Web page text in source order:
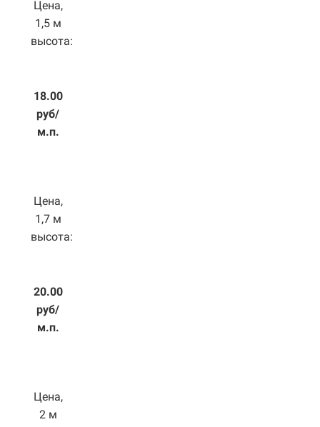
Цена,
1,5 м
высота:
18.00
руб/
м.п.
Цена,
1,7 м
высота:
20.00
руб/
м.п.
Цена,
2 м